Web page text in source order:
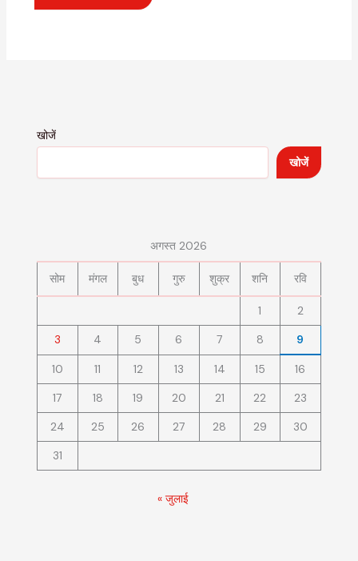
खोजें
खोजें
अगस्त 2026
सोम मंगल बुध गुरु शुक्र शनि रवि
1
2
3
4 5 6 7 8 9
10 11 12 13 14 15
16
17
18 19 20 21 22
23
24
25 26 27 28 29
30
31
« जुलाई